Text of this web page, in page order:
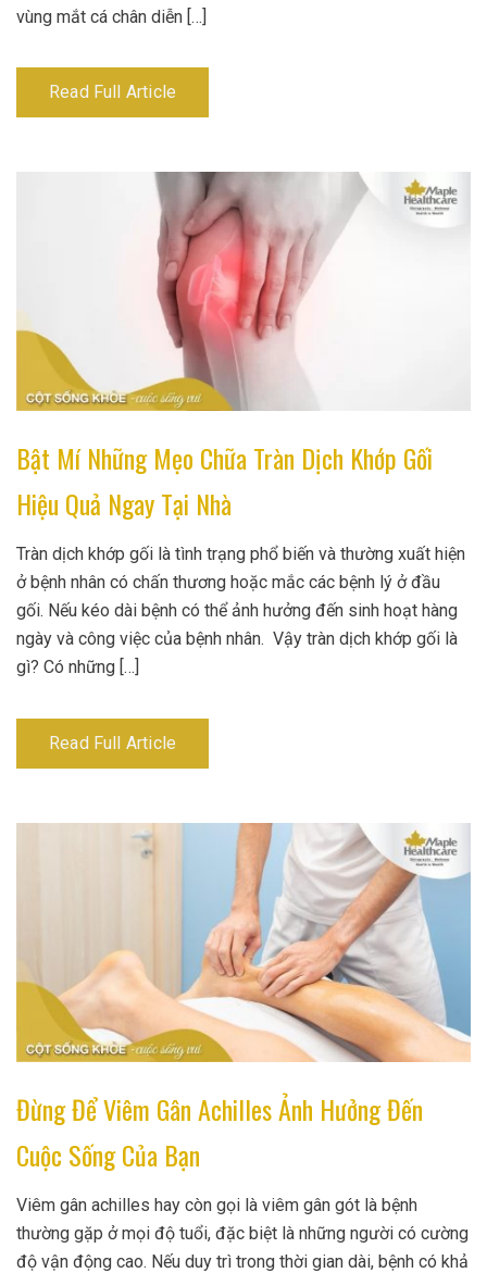
vùng mắt cá chân diễn […]
Read Full Article
Bật Mí Những Mẹo Chữa Tràn Dịch Khớp Gối
Hiệu Quả Ngay Tại Nhà
Tràn dịch khớp gối là tình trạng phổ biến và thường xuất hiện
ở bệnh nhân có chấn thương hoặc mắc các bệnh lý ở đầu
gối. Nếu kéo dài bệnh có thể ảnh hưởng đến sinh hoạt hàng
ngày và công việc của bệnh nhân. Vậy tràn dịch khớp gối là
gì? Có những […]
Read Full Article
Đừng Để Viêm Gân Achilles Ảnh Hưởng Đến
Cuộc Sống Của Bạn
Viêm gân achilles hay còn gọi là viêm gân gót là bệnh
thường gặp ở mọi độ tuổi, đặc biệt là những người có cường
độ vận động cao. Nếu duy trì trong thời gian dài, bệnh có khả